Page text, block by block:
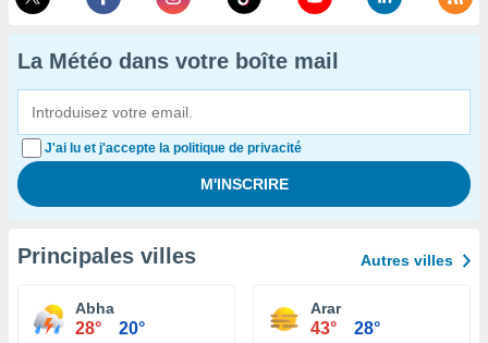
La Météo dans votre boîte mail
J'ai lu et j'accepte la politique de privacité
Principales villes Autres villes
Abha
28° 20°
Arar
43° 28°